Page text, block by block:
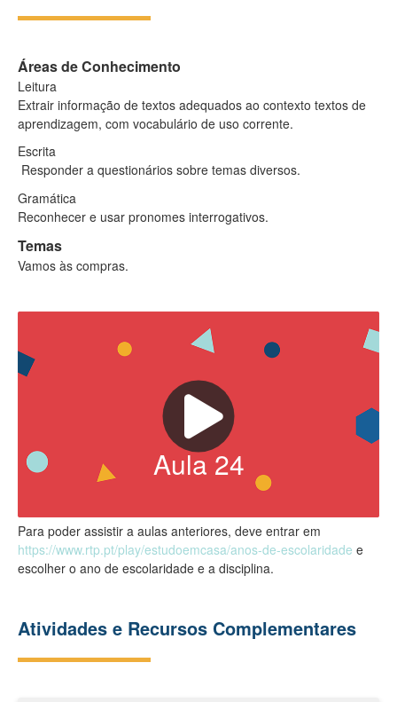
Áreas de Conhecimento
Leitura
Extrair informação de textos adequados ao contexto textos de
aprendizagem, com vocabulário de uso corrente.
Escrita
Responder a questionários sobre temas diversos.
Gramática
Reconhecer e usar pronomes interrogativos.
Temas
Vamos às compras.
Aula24
Para poder assistir a aulas anteriores, deve entrar em
https://www.rtp.pt/play/estudoemcasa/anos-de-escolaridade e
escolher o ano de escolaridade e a disciplina.
Atividades e Recursos Complementares